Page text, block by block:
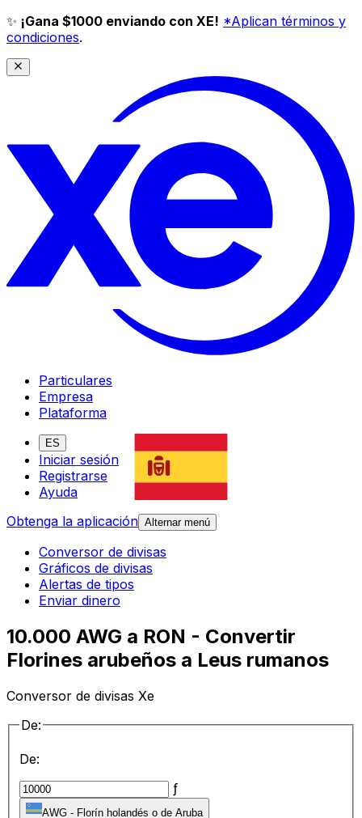
✨ ¡Gana $1000 enviando con XE! *Aplican términos y
condiciones.
Particulares
Empresa
Plataforma
ES
Iniciar sesión
Registrarse
Ayuda
Obtenga la aplicación Alternar menú
Conversor de divisas
Gráficos de divisas
Alertas de tipos
Enviar dinero
10.000 AWG a RON - Convertir
Florines arubeños a Leus rumanos
Conversor de divisas Xe
De:
De:
ƒ
AWG - Florín holandés o de Aruba